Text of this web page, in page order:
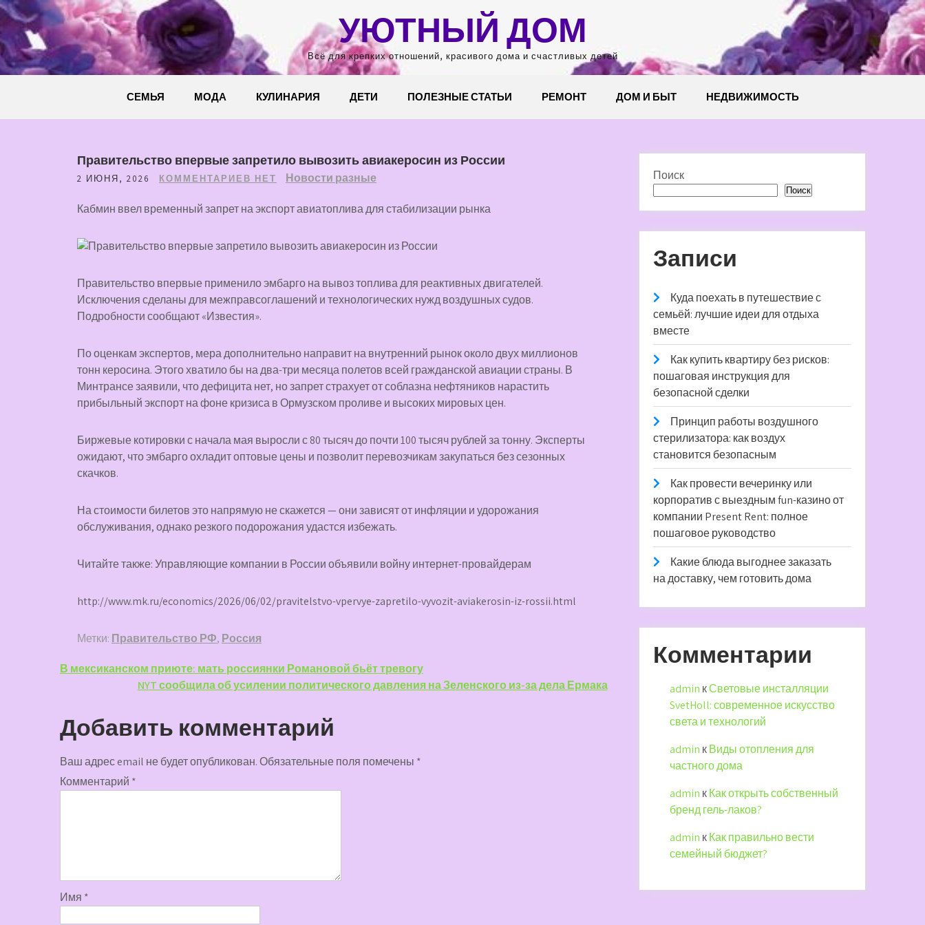
Перейти
содержимому
УЮТНЫЙ ДОМ
Всё для крепких отношений, красивого дома и счастливых детей
СЕМЬЯ МОДА КУЛИНАРИЯ ДЕТИ ПОЛЕЗНЫЕ СТАТЬИ РЕМОНТ ДОМ И БЫТ НЕДВИЖИМОСТЬ
Правительство впервые запретило вывозить авиакеросин из России
2 ИЮНЯ, 2026 КОММЕНТАРИЕВ НЕТ Новости разные
Кабмин ввел временный запрет на экспорт авиатоплива для стабилизации рынка
Правительство впервые применило эмбарго на вывоз топлива для реактивных двигателей.
Исключения сделаны для межправсоглашений и технологических нужд воздушных судов.
Подробности сообщают «Известия».
По оценкам экспертов, мера дополнительно направит на внутренний рынок около двух миллионов
тонн керосина. Этого хватило бы на два-три месяца полетов всей гражданской авиации страны. В
Минтрансе заявили, что дефицита нет, но запрет страхует от соблазна нефтяников нарастить
прибыльный экспорт на фоне кризиса в Ормузском проливе и высоких мировых цен.
Биржевые котировки с начала мая выросли с 80 тысяч до почти 100 тысяч рублей за тонну. Эксперты
ожидают, что эмбарго охладит оптовые цены и позволит перевозчикам закупаться без сезонных
скачков.
На стоимости билетов это напрямую не скажется — они зависят от инфляции и удорожания
обслуживания, однако резкого подорожания удастся избежать.
Читайте также: Управляющие компании в России объявили войну интернет-провайдерам
http://www.mk.ru/economics/2026/06/02/pravitelstvo-vpervye-zapretilo-vyvozit-aviakerosin-iz-rossii.html
Метки: Правительство РФ, Россия
Навигация
записям
В мексиканском приюте: мать россиянки Романовой бьёт тревогу
NYT сообщила об усилении политического давления на Зеленского из-за дела Ермака
Добавить комментарий
Ваш адрес email не будет опубликован.Обязательные поля помечены *
Комментарий *
Имя *
Поиск
Поиск
Записи
Куда поехать в путешествие с
семьёй: лучшие идеи для отдыха
вместе
Как купить квартиру без рисков:
пошаговая инструкция для
безопасной сделки
Принцип работы воздушного
стерилизатора: как воздух
становится безопасным
Как провести вечеринку или
корпоратив с выездным fun-казино от
компании Present Rent: полное
пошаговое руководство
Какие блюда выгоднее заказать
на доставку, чем готовить дома
Комментарии
admin кСветовые инсталляции
SvetHoll: современное искусство
света и технологий
admin кВиды отопления для
частного дома
admin кКак открыть собственный
бренд гель-лаков?
admin кКак правильно вести
семейный бюджет?